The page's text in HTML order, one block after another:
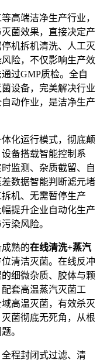
高端洁净生产行业，
菌效果，直接决定产
机拆机清洗、人工灭
险，不仅影响生产效
过GMP质检。全自
设备，完美解决行业
动作业，是洁净生产
化运行模式，彻底颠
备搭载智能控制系
监测、杂质截留、自
数据智能判断滤元堵
机、无需暂停生产
提升企业自动化生产
染风险。
熟的在线清洗+蒸汽
清洁灭菌。在线反冲
细微杂质、胶体与颗
套高温蒸汽灭菌工
高温灭菌，有效杀灭
菌彻底无死角，从根
。
程封闭式过滤、清